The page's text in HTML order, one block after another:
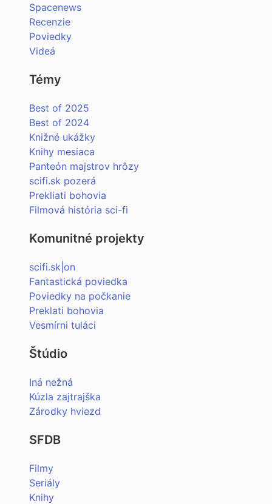
Spacenews
Recenzie
Poviedky
Videá
Témy
Best of 2025
Best of 2024
Knižné ukážky
Knihy mesiaca
Panteón majstrov hrôzy
scifi.sk pozerá
Prekliati bohovia
Filmová história sci-fi
Komunitné projekty
scifi.sk|on
Fantastická poviedka
Poviedky na počkanie
Preklati bohovia
Vesmírni tuláci
Štúdio
Iná nežná
Kúzla zajtrajška
Zárodky hviezd
SFDB
Filmy
Seriály
Knihy